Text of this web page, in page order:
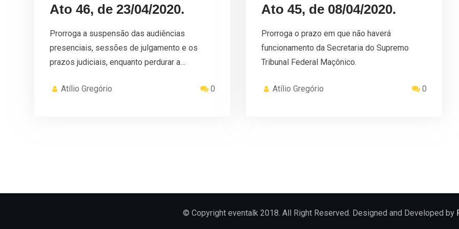
Ato 46, de 23/04/2020.
Prorroga a suspensão das audiências
presenciais, sessões de julgamento e os
prazos judiciais, enquanto perdurar a…
Atílio Gregório 0
Ato 45, de 08/04/2020.
Prorroga o prazo em que não haverá
funcionamento da Secretaria do Supremo
Tribunal Federal Maçônico.
Atílio Gregório 0
© Copyright eventalk 2018. All Right Reserved. Designed and Developed by